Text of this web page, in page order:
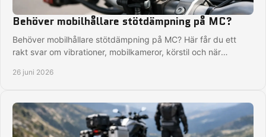
Behöver mobilhållare stötdämpning på MC?
Behöver mobilhållare stötdämpning på MC? Här får du ett
rakt svar om vibrationer, mobilkameror, körstil och när
26 juni 2026